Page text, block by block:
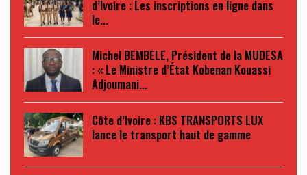
d’Ivoire : Les inscriptions en ligne dans
le…
Michel BEMBELE, Président de la MUDESA
: « Le Ministre d’État Kobenan Kouassi
Adjoumani…
Côte d’Ivoire : KBS TRANSPORTS LUX
lance le transport haut de gamme